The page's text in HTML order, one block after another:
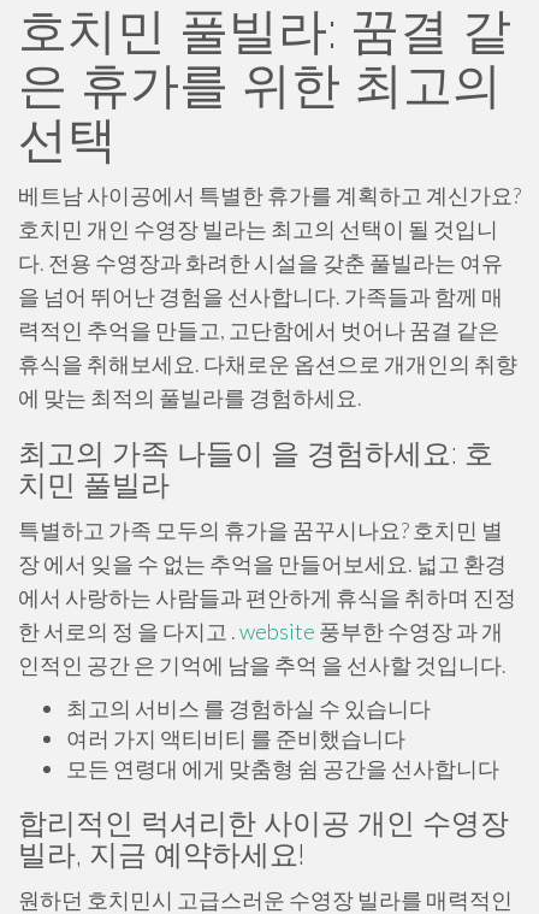
호치민 풀빌라: 꿈결 같
은 휴가를 위한 최고의
선택
베트남 사이공에서 특별한 휴가를 계획하고 계신가요?
호치민 개인 수영장 빌라는 최고의 선택이 될 것입니
다. 전용 수영장과 화려한 시설을 갖춘 풀빌라는 여유
을 넘어 뛰어난 경험을 선사합니다. 가족들과 함께 매
력적인 추억을 만들고, 고단함에서 벗어나 꿈결 같은
휴식을 취해보세요. 다채로운 옵션으로 개개인의 취향
에 맞는 최적의 풀빌라를 경험하세요.
최고의 가족 나들이 을 경험하세요: 호
치민 풀빌라
특별하고 가족 모두의 휴가을 꿈꾸시나요? 호치민 별
장 에서 잊을 수 없는 추억을 만들어보세요. 넓고 환경
에서 사랑하는 사람들과 편안하게 휴식을 취하며 진정
한 서로의 정 을 다지고 .website 풍부한 수영장 과 개
인적인 공간 은 기억에 남을 추억 을 선사할 것입니다.
최고의 서비스 를 경험하실 수 있습니다
여러 가지 액티비티 를 준비했습니다
모든 연령대 에게 맞춤형 쉼 공간을 선사합니다
합리적인 럭셔리한 사이공 개인 수영장
빌라, 지금 예약하세요!
원하던 호치민시 고급스러운 수영장 빌라를 매력적인